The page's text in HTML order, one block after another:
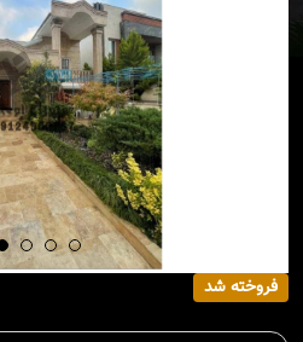
فروخته شد